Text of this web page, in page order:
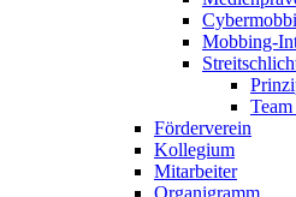
Mobbing-
Förderverein
Kollegium
Mitarbeiter
Organigramm